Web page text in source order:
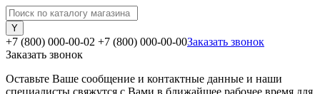
+7 (800) 000-00-02 +7 (800) 000-00-00Заказать звонок
Заказать звонок
Оставьте Ваше сообщение и контактные данные и наши
специалисты свяжутся с Вами в ближайшее рабочее время для